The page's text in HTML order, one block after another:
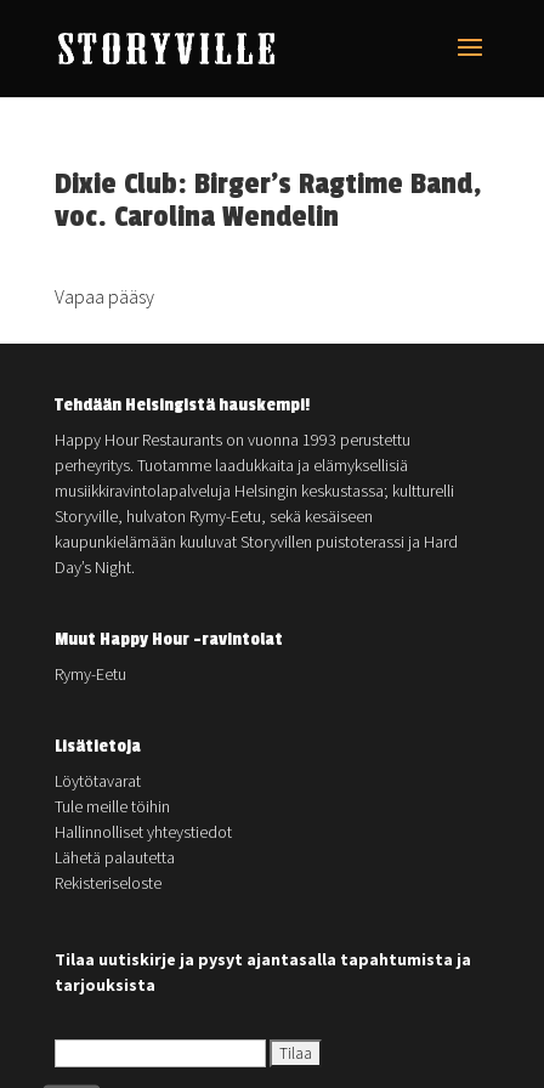
Dixie Club: Birger’s Ragtime Band,
voc. Carolina Wendelin
Vapaa pääsy
Tehdään Helsingistä hauskempi!
Happy Hour Restaurants on vuonna 1993 perustettu
perheyritys. Tuotamme laadukkaita ja elämyksellisiä
musiikkiravintolapalveluja Helsingin keskustassa; kultturelli
Storyville, hulvaton Rymy-Eetu, sekä kesäiseen
kaupunkielämään kuuluvat Storyvillen puistoterassi ja Hard
Day’s Night.
Muut Happy Hour -ravintolat
Rymy-Eetu
Lisätietoja
Löytötavarat
Tule meille töihin
Hallinnolliset yhteystiedot
Lähetä palautetta
Rekisteriseloste
Tilaa uutiskirje ja pysyt ajantasalla tapahtumista ja
tarjouksista